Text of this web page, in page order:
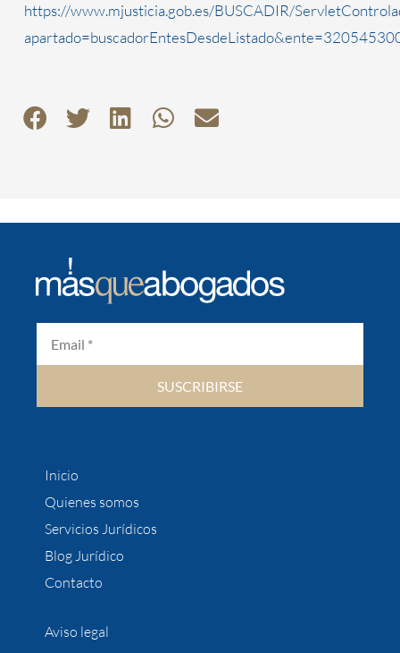
https://www.mjusticia.gob.es/BUSCADIR/
SUSCRIBIRSE
Inicio
Quienes somos
Servicios Jurídicos
Blog Jurídico
Contacto
Aviso legal